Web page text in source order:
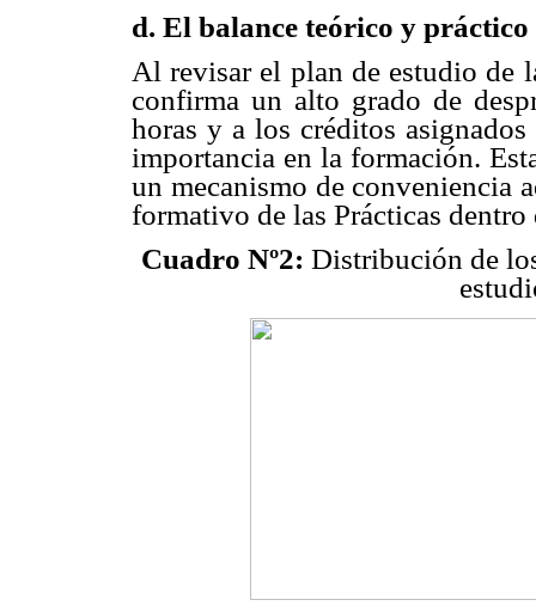
d. El balance teórico y práctico
Al revisar el plan de estudio de
confirma un alto grado de
horas y a los créditos
importancia en la formación.
un mecanismo de conveniencia
formativo de las Prácticas
Cuadro Nº2: Distribución de